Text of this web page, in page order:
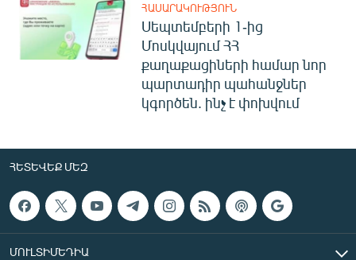
ՀԱՍԱՐԱԿՈՒԹՅՈՒՆ
Սեպտեմբերի 1-ից
Մոսկվայում ՀՀ
քաղաքացիների համար նոր
պարտադիր պահանջներ
կգործեն. ինչ է փոխվում
ՀԵՏԵՎԵՔ ՄԵԶ
ՄՈՒԼՏԻՄԵԴԻԱ